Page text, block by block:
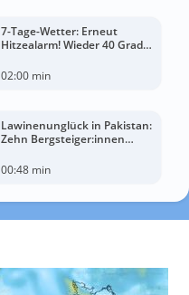
7-Tage-Wetter: Erneut
Hitzealarm! Wieder 40 Grad
02:00 min
Lawinenunglück in Pakistan:
Zehn Bergsteiger:innen
00:48 min